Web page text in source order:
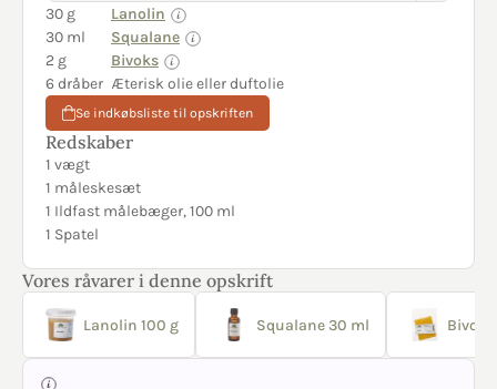
30 g
Lanolin
30 ml
Squalane
2 g
Bivoks
6 dråber Æterisk olie eller duftolie
Se indkøbsliste til opskriften
Redskaber
1 vægt
1 måleskesæt
1 Ildfast målebæger, 100 ml
1 Spatel
Vores råvarer i denne opskrift
Lanolin 100 g Squalane 30 ml Bivoks